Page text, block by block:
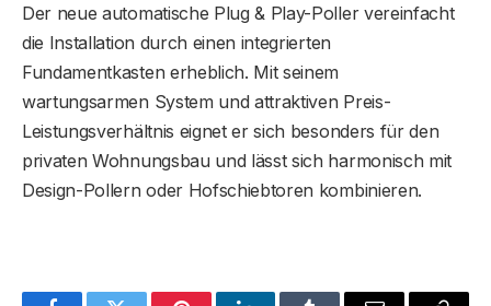
Der neue automatische Plug & Play-Poller vereinfacht
die Installation durch einen integrierten
Fundamentkasten erheblich. Mit seinem
wartungsarmen System und attraktiven Preis-
Leistungsverhältnis eignet er sich besonders für den
privaten Wohnungsbau und lässt sich harmonisch mit
Design-Pollern oder Hofschiebtoren kombinieren.